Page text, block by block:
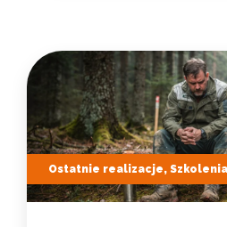
Ostatnie realizacje, Szkolenia